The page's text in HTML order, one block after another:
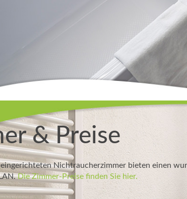
& Preise
Nichtraucherzimmer bieten einen
Die Zimmer-Preise finden Sie hier.